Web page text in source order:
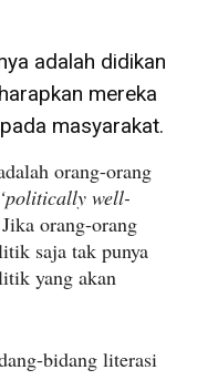
adalah didikan
mereka
masyarakat.
orang-orang
‘politically well-
orang-orang
saja tak punya
yang akan
bidang literasi